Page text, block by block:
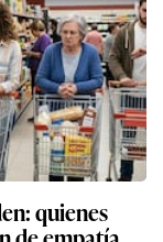
quienes